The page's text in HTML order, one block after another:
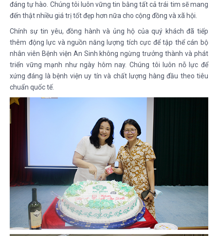
đáng tự hào. Chúng tôi luôn vững tin bằng tất cả trái tim sẽ mang
đến thật nhiều giá trị tốt đẹp hơn nữa cho cộng đồng và xã hội.
Chính sự tin yêu, đồng hành và ủng hộ của quý khách đã tiếp
thêm động lực và nguồn năng lượng tích cực để tập thể cán bộ
nhân viên Bệnh viện An Sinh không ngừng trưởng thành và phát
triển vững mạnh như ngày hôm nay. Chúng tôi luôn nỗ lực để
xứng đáng là bệnh viện uy tín và chất lượng hàng đầu theo tiêu
chuẩn quốc tế.